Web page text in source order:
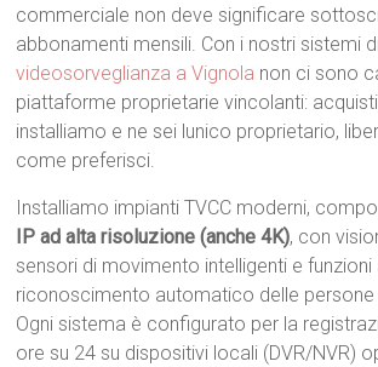
commerciale non deve significare
abbonamenti mensili. Con i nostri sistemi
videosorveglianza a Vignola non ci sono
piattaforme proprietarie vincolanti:
installiamo e ne sei lunico proprietario,
come preferisci.
Installiamo impianti TVCC moderni,
IP ad alta risoluzione (anche 4K), con
sensori di movimento intelligenti e
riconoscimento automatico delle persone
Ogni sistema è configurato per la
ore su 24 su dispositivi locali (DVR/NVR)